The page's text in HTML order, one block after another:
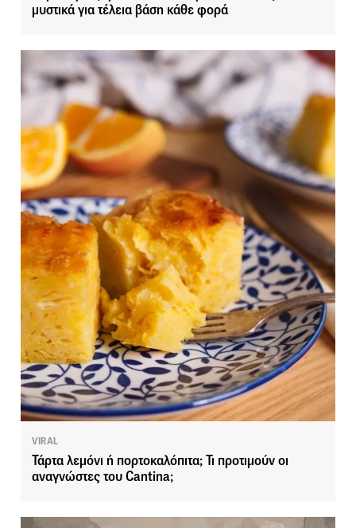
μυστικά για τέλεια βάση κάθε φορά
VIRAL
Τάρτα λεμόνι ή πορτοκαλόπιτα; Τι προτιμούν οι
αναγνώστες του Cantina;